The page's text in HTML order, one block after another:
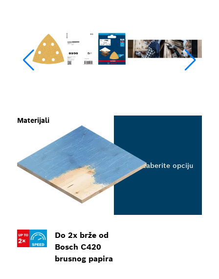
Do 2x brže od
Bosch C420
brusnog papira
Materijali
Izaberite opciju